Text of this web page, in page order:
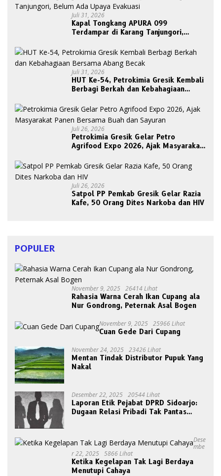
Juli 31, 2026
Kapal Tongkang APURA 099
Terdampar di Karang Tanjungori,
Juli 31, 2026
HUT Ke-54, Petrokimia Gresik Kembali
Berbagi Berkah dan Kebahagiaan
Juli 26, 2026
Petrokimia Gresik Gelar Petro
Agrifood Expo 2026, Ajak Masyarakat
Juli 26, 2026
Satpol PP Pemkab Gresik Gelar Razia
Kafe, 50 Orang Dites Narkoba dan HIV
POPULER
November 9, 2025 26414 Lihat
Rahasia Warna Cerah Ikan Cupang ala
Nur Gondrong, Peternak Asal Bogen
November 9, 2025 25966 Lihat
Cuan Gede Dari Cupang
November 24, 2025 23426 Lihat
Mentan Tindak Distributor Pupuk Yang
Nakal
Desember 22, 2025 20544 Lihat
Laporan Etik Pejabat DPRD Sidoarjo:
Dugaan Relasi Pribadi Tak Pantas
Dese
Mbe
R 22, 2025 5866 Lihat
Ketika Kegelapan Tak Lagi Berdaya
Menutupi Cahaya